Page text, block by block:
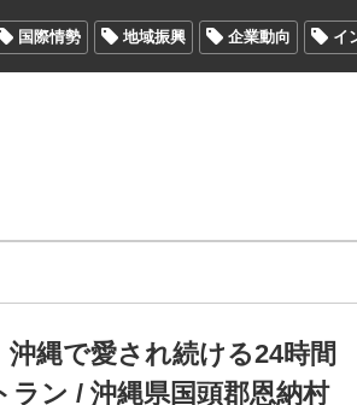
国際情勢 地域振興 企業動向 イ
沖縄で愛され続ける24時間
ン / 沖縄県国頭郡恩納村